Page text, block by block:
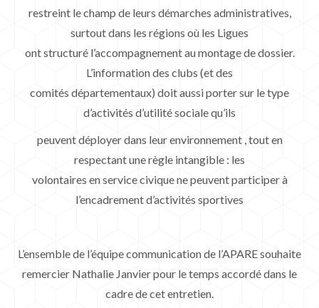
restreint le champ de leurs démarches administratives,
surtout dans les régions où les Ligues
ont structuré l’accompagnement au montage de dossier.
L’information des clubs (et des
comités départementaux) doit aussi porter sur le type
d’activités d’utilité sociale qu’ils
peuvent déployer dans leur environnement , tout en
respectant une règle intangible : les
volontaires en service civique ne peuvent participer à
l’encadrement d’activités sportives
L’ensemble de l’équipe communication de l’APARE souhaite
remercier Nathalie Janvier pour le temps accordé dans le
cadre de cet entretien.